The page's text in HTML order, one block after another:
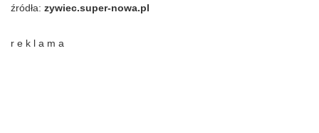
źródła: zywiec.super-nowa.pl
r e k l a m a